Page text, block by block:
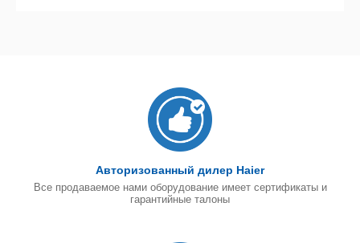
Авторизованный дилер Haier
Все продаваемое нами оборудование имеет сертификаты и
гарантийные талоны